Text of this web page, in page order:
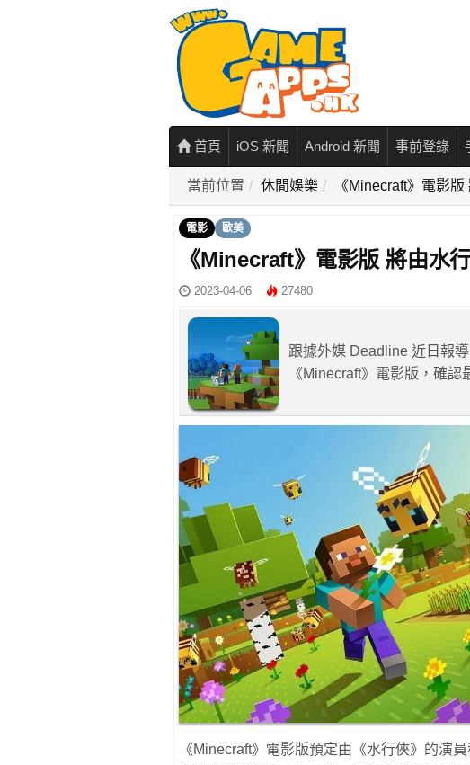
首頁 iOS 新聞 Android 新聞 事前登錄
當前位置 休閒娛樂 《Minecraft》電影
電影 歐美
《Minecraft》電影版 將由水
2023-04-06 27480
跟據外媒 Deadline 近日報
《Minecraft》電影版，確
《Minecraft》電影版預定由《水行俠》的演